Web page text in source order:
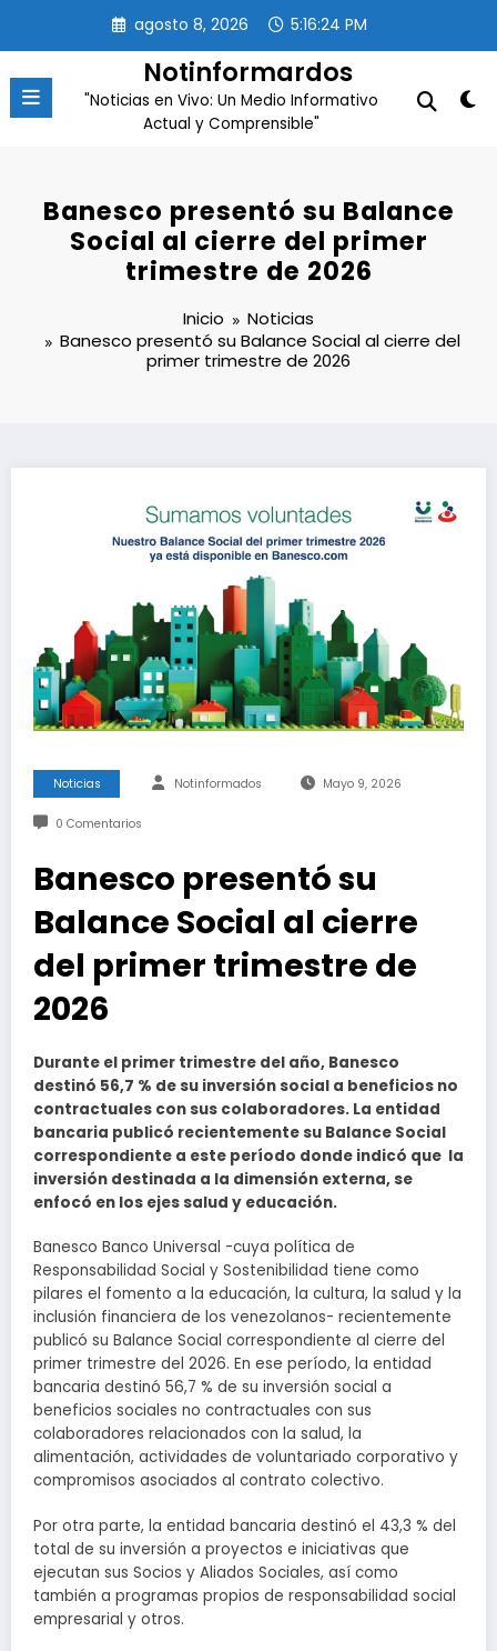
contenido
agosto 8, 2026 5:16:25 PM
Notinformardos
"Noticias en Vivo: Un Medio Informativo
Actual y Comprensible"
Banesco presentó su Balance
Social al cierre del primer
trimestre de 2026
Inicio
Noticias
Banesco presentó su Balance Social al cierre del
primer trimestre de 2026
Noticias Notinformados Mayo 9, 2026
0 Comentarios
Banesco presentó su
Balance Social al cierre
del primer trimestre de
2026
Durante el primer trimestre del año, Banesco
destinó 56,7 % de su inversión social a beneficios no
contractuales con sus colaboradores. La entidad
bancaria publicó recientemente su Balance Social
correspondiente a este período donde indicó que la
inversión destinada a la dimensión externa, se
enfocó en los ejes salud y educación.
Banesco Banco Universal -cuya política de
Responsabilidad Social y Sostenibilidad tiene como
pilares el fomento a la educación, la cultura, la salud y la
inclusión financiera de los venezolanos- recientemente
publicó su Balance Social correspondiente al cierre del
primer trimestre del 2026. En ese período, la entidad
bancaria destinó 56,7 % de su inversión social a
beneficios sociales no contractuales con sus
colaboradores relacionados con la salud, la
alimentación, actividades de voluntariado corporativo y
compromisos asociados al contrato colectivo.
Por otra parte, la entidad bancaria destinó el 43,3 % del
total de su inversión a proyectos e iniciativas que
ejecutan sus Socios y Aliados Sociales, así como
también a programas propios de responsabilidad social
empresarial y otros.